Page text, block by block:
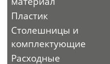
Пластик
Столешницы и
комплектующие
Расходные